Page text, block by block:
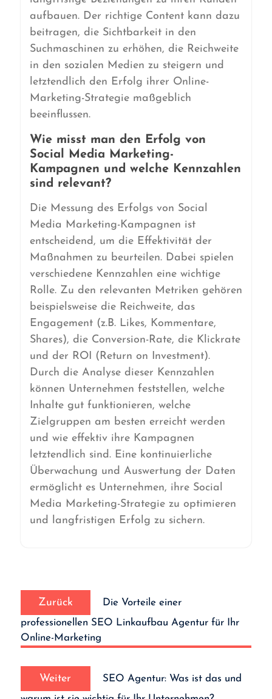
aufbauen. Der richtige Content kann dazu
beitragen, die Sichtbarkeit in den
Suchmaschinen zu erhöhen, die Reichweite
in den sozialen Medien zu steigern und
letztendlich den Erfolg ihrer Online-
Marketing-Strategie maßgeblich
beeinflussen.
Wie misst man den Erfolg von
Social Media Marketing-
Kampagnen und welche Kennzahlen
sind relevant?
Die Messung des Erfolgs von Social
Media Marketing-Kampagnen ist
entscheidend, um die Effektivität der
Maßnahmen zu beurteilen. Dabei spielen
verschiedene Kennzahlen eine wichtige
Rolle. Zu den relevanten Metriken gehören
beispielsweise die Reichweite, das
Engagement (z.B. Likes, Kommentare,
Shares), die Conversion-Rate, die Klickrate
und der ROI (Return on Investment).
Durch die Analyse dieser Kennzahlen
können Unternehmen feststellen, welche
Inhalte gut funktionieren, welche
Zielgruppen am besten erreicht werden
und wie effektiv ihre Kampagnen
letztendlich sind. Eine kontinuierliche
Überwachung und Auswertung der Daten
ermöglicht es Unternehmen, ihre Social
Media Marketing-Strategie zu optimieren
und langfristigen Erfolg zu sichern.
Navigation
Zurück
Vorheriger
Die Vorteile einer
professionellen SEO Linkaufbau Agentur für Ihr
Online-Marketing
Weiter
Nächster
SEO Agentur: Was ist das und